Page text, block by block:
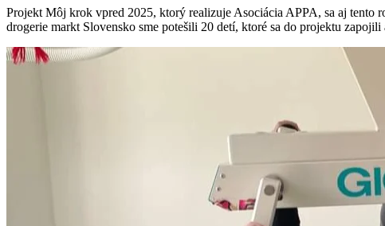
Projekt Môj krok vpred 2025, ktorý realizuje Asociácia APPA, sa aj
drogerie markt Slovensko sme potešili 20 detí, ktoré sa do projektu